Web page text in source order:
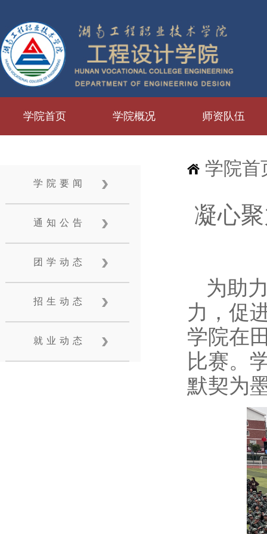
学院首页 学院概况 师资队伍
学院要闻
通知公告
团学动态
招生动态
就业动态
学院首
凝心
为助
力，促
学院在
比赛。
默契为